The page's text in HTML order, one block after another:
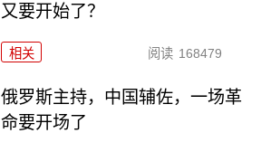
又要开始了？
相关 阅读 168479
俄罗斯主持，中国辅佐，一场革
命要开场了